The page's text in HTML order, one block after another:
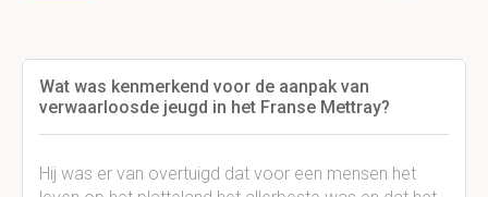
Wat was kenmerkend voor de aanpak van
verwaarloosde jeugd in het Franse Mettray?
Hij was er van overtuigd dat voor een mensen het